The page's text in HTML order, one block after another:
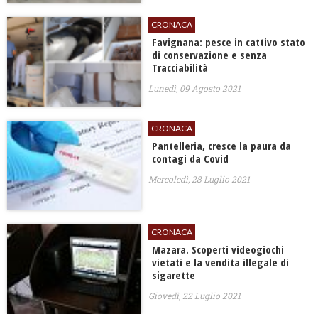
CRONACA
Favignana: pesce in cattivo stato
di conservazione e senza
Tracciabilità
Lunedì, 09 Agosto 2021
CRONACA
Pantelleria, cresce la paura da
contagi da Covid
Mercoledì, 28 Luglio 2021
CRONACA
Mazara. Scoperti videogiochi
vietati e la vendita illegale di
sigarette
Giovedì, 22 Luglio 2021